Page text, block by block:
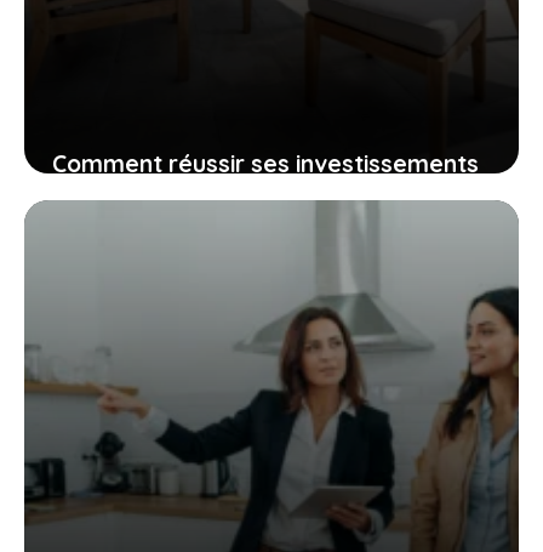
Comment réussir ses investissements
immobiliers à Rixensart et à Lasne ?